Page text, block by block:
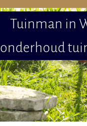
Tuinman in
onderhoud